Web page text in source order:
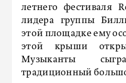
летнего фестиваля
лидера группы
этой площадке ему
этой крыши
Музыканты
традиционный